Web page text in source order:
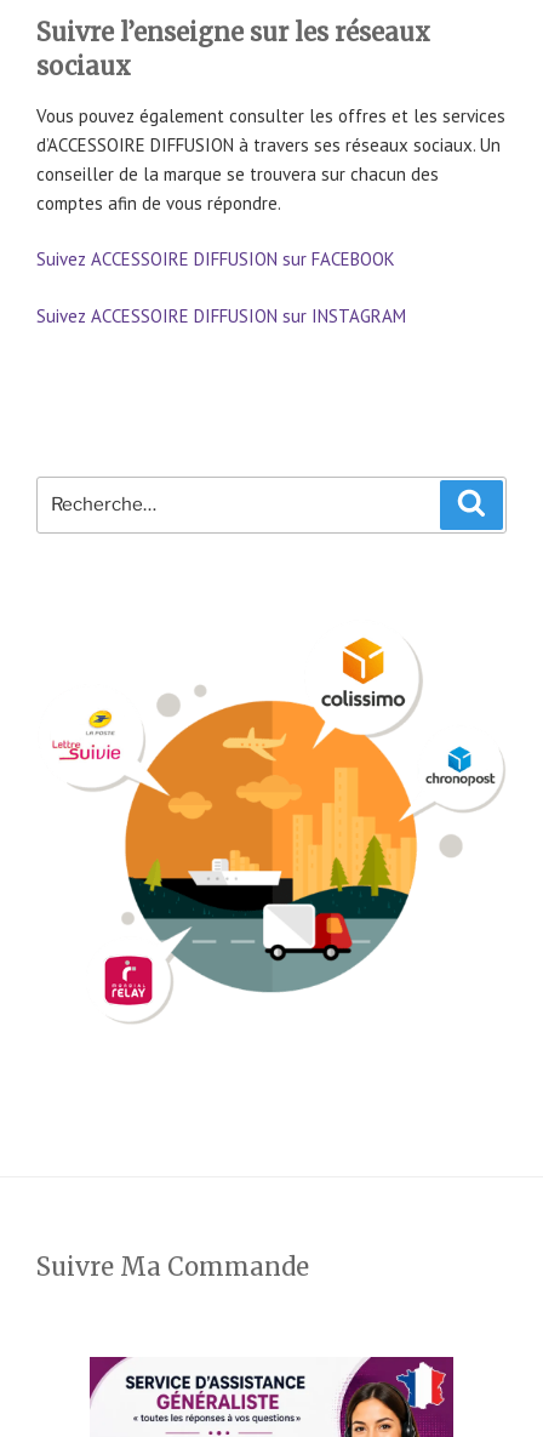
Suivre l’enseigne sur les réseaux
sociaux
Vous pouvez également consulter les offres et les services
d’ACCESSOIRE DIFFUSION à travers ses réseaux sociaux. Un
conseiller de la marque se trouvera sur chacun des
comptes afin de vous répondre.
Suivez ACCESSOIRE DIFFUSION sur FACEBOOK
Suivez ACCESSOIRE DIFFUSION sur INSTAGRAM
pour
Suivre Ma Commande